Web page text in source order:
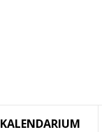
KALENDARIUM